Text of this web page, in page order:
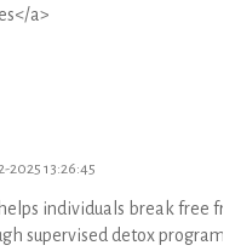
a>
2025 13:26:45
individuals break free
supervised detox programs